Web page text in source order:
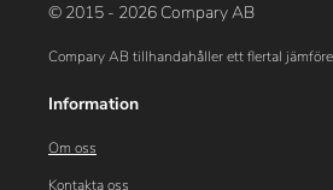
© 2015 - 2026 Compary AB
Compary AB tillhandahåller ett flertal
Information
Om oss
Kontakta oss